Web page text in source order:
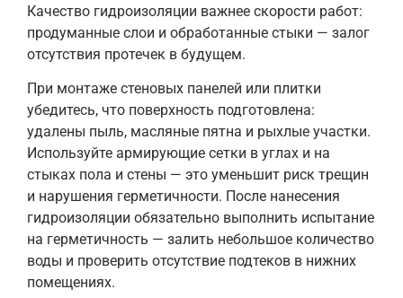
Качество гидроизоляции важнее скорости работ:
продуманные слои и обработанные стыки — залог
отсутствия протечек в будущем.
При монтаже стеновых панелей или плитки
убедитесь, что поверхность подготовлена:
удалены пыль, масляные пятна и рыхлые участки.
Используйте армирующие сетки в углах и на
стыках пола и стены — это уменьшит риск трещин
и нарушения герметичности. После нанесения
гидроизоляции обязательно выполнить испытание
на герметичность — залить небольшое количество
воды и проверить отсутствие подтеков в нижних
помещениях.